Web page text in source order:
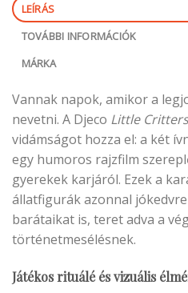
LEÍRÁS
TOVÁBBI INFORMÁCIÓK
MÁRKA
Vannak napok, amikor a
nevetni. A Djeco Little Critters
vidámságot hozza el: a két
egy humoros rajzfilm
gyerekek karjáról. Ezek a
állatfigurák azonnal
barátaikat is, teret adva a
történetmesélésnek.
Játékos rituálé és vizuális